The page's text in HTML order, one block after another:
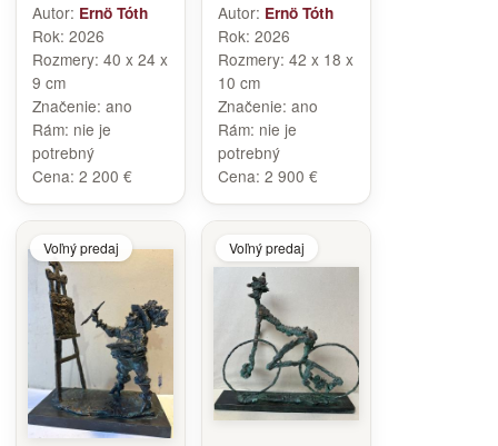
Autor: Ernö Tóth
Rok: 2026
Rozmery: 40 x 24 x
9 cm
Značenie: ano
Rám: nie je
potrebný
Cena: 2 200 €
Autor: Ernö Tóth
Rok: 2026
Rozmery: 42 x 18 x
10 cm
Značenie: ano
Rám: nie je
potrebný
Cena: 2 900 €
Voľný predaj Voľný predaj